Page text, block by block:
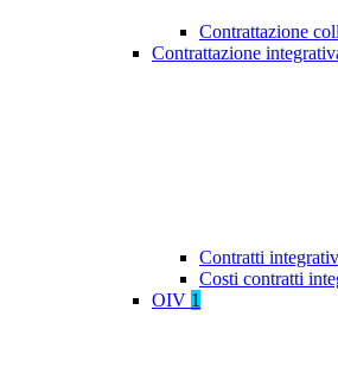
Contrattazione
Contrattazione
Contratti
Costi contratti
OIV 1